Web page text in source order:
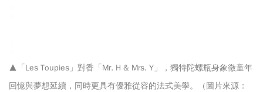
▲「Les Toupies」對香「Mr. H & Mrs. Y」，獨特陀螺瓶身象徵童年
回憶與夢想延續，同時更具有優雅從容的法式美學。（圖片來源：